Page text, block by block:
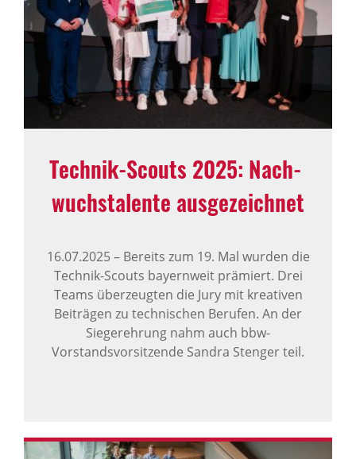
Technik-Scouts 2025: Nach­
wuchs­ta­lente ausge­zeichnet
16.07.2025–Bereits zum 19. Mal wurden die
Technik-Scouts bayernweit prämiert. Drei
Teams überzeugten die Jury mit kreativen
Beiträgen zu technischen Berufen. An der
Siegerehrung nahm auch bbw-
Vorstandsvorsitzende Sandra Stenger teil.